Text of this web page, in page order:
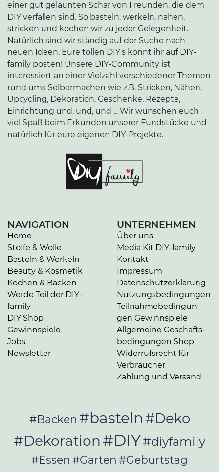
einer gut gelaunten Schar von Freunden, die dem
DIY verfallen sind. So basteln, werkeln, nähen,
stricken und kochen wir zu jeder Gelegenheit.
Natürlich sind wir ständig auf der Suche nach
neuen Ideen. Eure tollen DIY's könnt ihr auf DIY-
family posten! Unsere DIY-Community ist
interessiert an einer Vielzahl verschiedener Themen
rund ums Selbermachen wie z.B. Stricken, Nähen,
Upcycling, Dekoration, Geschenke, Rezepte,
Einrichtung und, und, und ... Wir wünschen euch
viel Spaß beim Erkunden unserer Fundstücke und
natürlich für eure eigenen DIY-Projekte.
NAVIGATION
Home
Stoffe & Wolle
Basteln & Werkeln
Beauty & Kosmetik
Kochen & Backen
Werde Teil der DIY-
family
DIY Shop
Gewinnspiele
Jobs
Newsletter
UNTERNEHMEN
Über uns
Media Kit DIY-family
Kontakt
Impressum
Da­ten­schutz­er­klä­rung
Nut­zungs­be­din­gun­gen
Teil­nah­me­be­din­gun­
gen Gewinnspiele
Allgemeine Ge­schäfts­
be­din­gun­gen Shop
Widerrufsrecht für
Verbraucher
Zahlung und Versand
#Backen #basteln#Deko
#Dekoration #DIY#diyfamily
#Essen #Garten #Geburtstag